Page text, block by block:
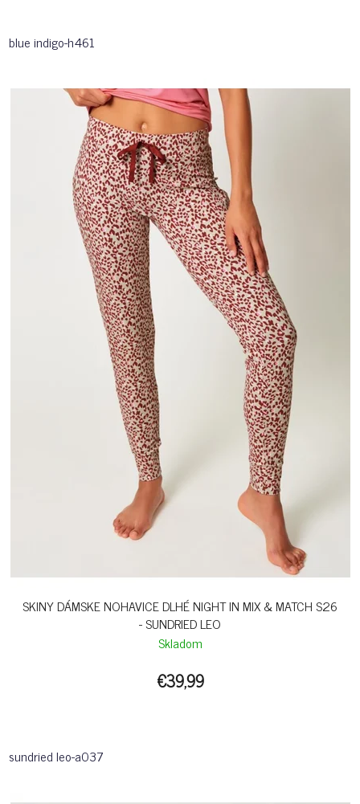
blue indigo-h461
SKINY DÁMSKE NOHAVICE DLHÉ NIGHT IN MIX & MATCH S26
- SUNDRIED LEO
Skladom
€39,99
sundried leo-a037